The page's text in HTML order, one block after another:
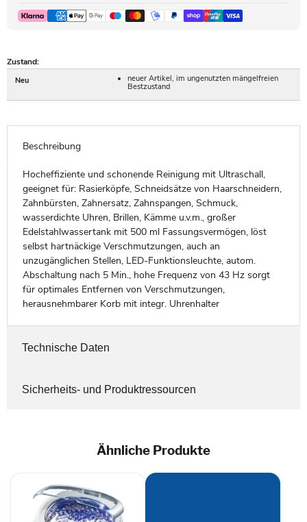
Zustand:
Neu
neuer Artikel, im ungenutzten mängelfreien
Bestzustand
Beschreibung
Hocheffiziente und schonende Reinigung mit Ultraschall,
geeignet für: Rasierköpfe, Schneidsätze von Haarschneidern,
Zahnbürsten, Zahnersatz, Zahnspangen, Schmuck,
wasserdichte Uhren, Brillen, Kämme u.v.m., großer
Edelstahlwassertank mit 500 ml Fassungsvermögen, löst
selbst hartnäckige Verschmutzungen, auch an
unzugänglichen Stellen, LED-Funktionsleuchte, autom.
Abschaltung nach 5 Min., hohe Frequenz von 43 Hz sorgt
für optimales Entfernen von Verschmutzungen,
herausnehmbarer Korb mit integr. Uhrenhalter
Technische Daten
Sicherheits- und Produktressourcen
Ähnliche Produkte